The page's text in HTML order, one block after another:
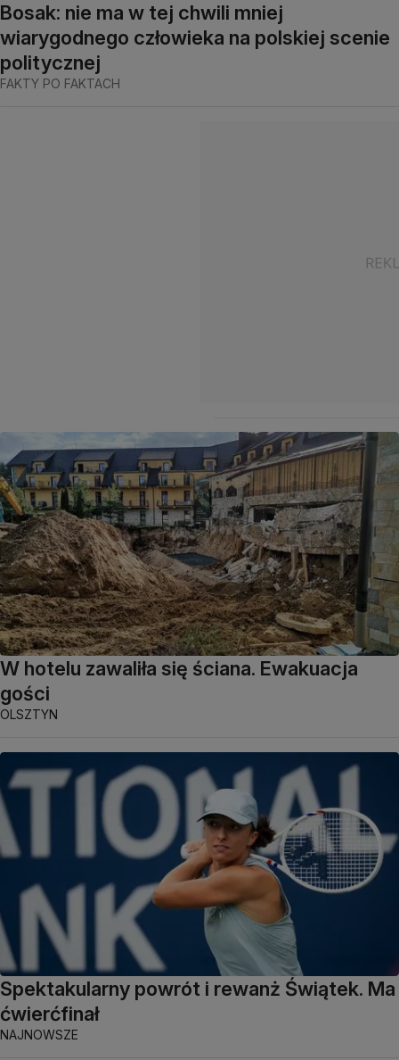
Bosak: nie ma w tej chwili mniej
wiarygodnego człowieka na polskiej scenie
politycznej
FAKTY PO FAKTACH
W hotelu zawaliła się ściana. Ewakuacja
gości
OLSZTYN
Spektakularny powrót i rewanż Świątek. Ma
ćwierćfinał
NAJNOWSZE